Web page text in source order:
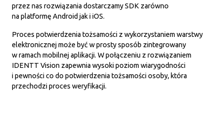
przez nas rozwiązania dostarczamy SDK zarówno
na platformę Android jak i iOS.
Proces potwierdzenia tożsamości z wykorzystaniem warstwy
elektronicznej może być w prosty sposób zintegrowany
w ramach mobilnej aplikacji. W połączeniu z rozwiązaniem
IDENTT Vision zapewnia wysoki poziom wiarygodności
i pewności co do potwierdzenia tożsamości osoby, która
przechodzi proces weryfikacji.